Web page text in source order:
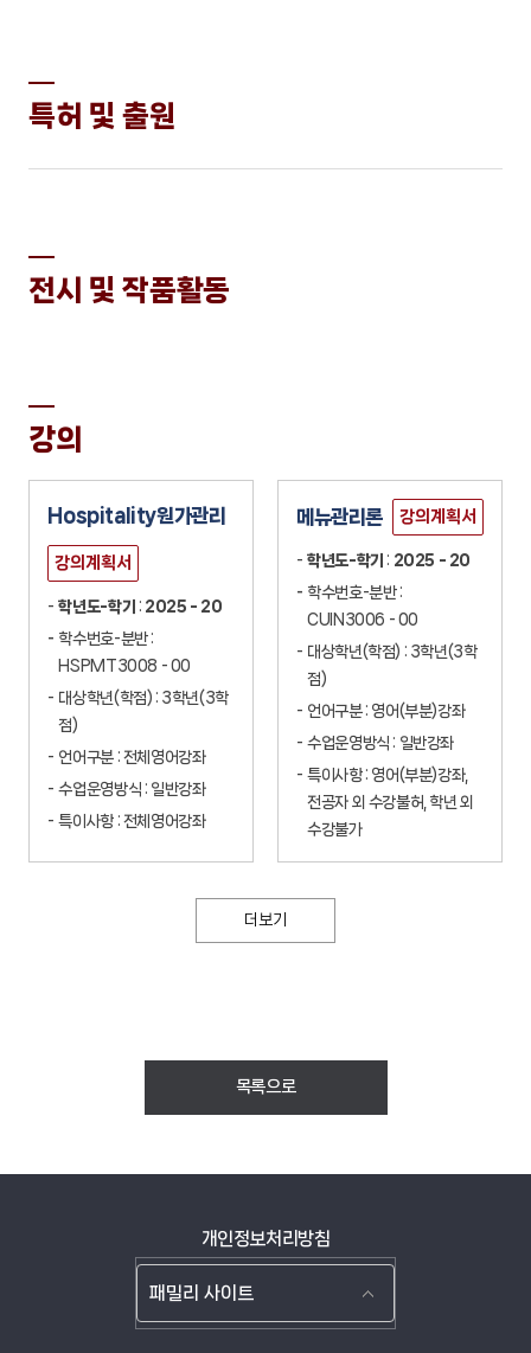
social comparison theory
외식 시니어 고객 셀프서비스기술 수용행동에 관한 연구: 기술수용모델
A comparison of the importance of wine supplier quality
attributes for on-premise and off-premise wine retail
establishments
SCOPUS SSCI
보호동기이론을 적용한 레스토랑 경영자의 기후변화 불안감과 친환경 운영
전환 의도에 관한 연구 - 환경적 책임의식의 조절효과 중심으로 -
KCI
지속가능성 리더십 척도 개발: 외식업체 경영자를 대상으로
의도에 관한 연구: 혁신성의 조절효과를 중심으로
Resistance to blockchain adoption in the foodservice
change awareness
Four decades of sustainable tourism research: Trends and
future research directions
SSCI
특허 및 출원
전시 및 작품활동
강의
Hospitality원가관리
강의계획서
학년도-학기 : 2025 - 20
학수번호-분반 :
HSPMT3008 - 00
대상학년(학점) : 3학년(3학
점)
언어구분 : 전체영어강좌
수업운영방식 : 일반강좌
특이사항 : 전체영어강좌
메뉴관리론 강의계획서
학년도-학기 : 2025 - 20
학수번호-분반 :
CUIN3006 - 00
대상학년(학점) : 3학년(3학
점)
언어구분 : 영어(부분)강좌
수업운영방식 : 일반강좌
특이사항 : 영어(부분)강좌,
전공자 외 수강불허, 학년 외
수강불가
더보기
목록으로
개인정보처리방침